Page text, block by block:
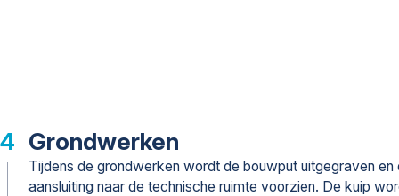
Grondwerken
Tijdens de grondwerken wordt de bouwput uitgegraven en
aansluiting naar de technische ruimte voorzien. De kuip